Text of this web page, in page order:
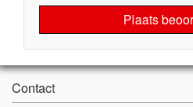
Plaats
Contact